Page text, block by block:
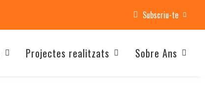
Subscriu-te
Projectes realitzats Sobre Ans